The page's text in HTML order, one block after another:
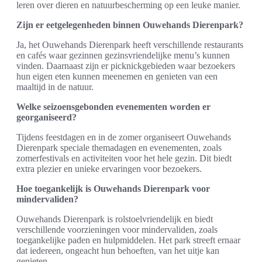
leren over dieren en natuurbescherming op een leuke manier.
Zijn er eetgelegenheden binnen Ouwehands Dierenpark?
Ja, het Ouwehands Dierenpark heeft verschillende restaurants
en cafés waar gezinnen gezinsvriendelijke menu’s kunnen
vinden. Daarnaast zijn er picknickgebieden waar bezoekers
hun eigen eten kunnen meenemen en genieten van een
maaltijd in de natuur.
Welke seizoensgebonden evenementen worden er
georganiseerd?
Tijdens feestdagen en in de zomer organiseert Ouwehands
Dierenpark speciale themadagen en evenementen, zoals
zomerfestivals en activiteiten voor het hele gezin. Dit biedt
extra plezier en unieke ervaringen voor bezoekers.
Hoe toegankelijk is Ouwehands Dierenpark voor
mindervaliden?
Ouwehands Dierenpark is rolstoelvriendelijk en biedt
verschillende voorzieningen voor mindervaliden, zoals
toegankelijke paden en hulpmiddelen. Het park streeft ernaar
dat iedereen, ongeacht hun behoeften, van het uitje kan